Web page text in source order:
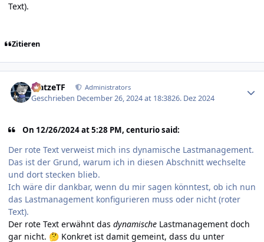
Text).
Zitieren
MatzeTF Administrators
Geschrieben December 26, 2024 at 18:3826. Dez 2024
On 12/26/2024 at 5:28 PM, centurio said:
Der rote Text verweist mich ins dynamische Lastmanagement.
Das ist der Grund, warum ich in diesen Abschnitt wechselte
und dort stecken blieb.
Ich wäre dir dankbar, wenn du mir sagen könntest, ob ich nun
das Lastmanagement konfigurieren muss oder nicht (roter
Text).
Der rote Text erwähnt das dynamische Lastmanagement doch
gar nicht. 🤔 Konkret ist damit gemeint, dass du unter